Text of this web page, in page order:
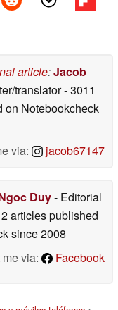
article:Jacob
translator- 3011
on Notebookcheck
via:
jacob67147
Duy- Editorial
articles published
since 2008
via:
Facebook